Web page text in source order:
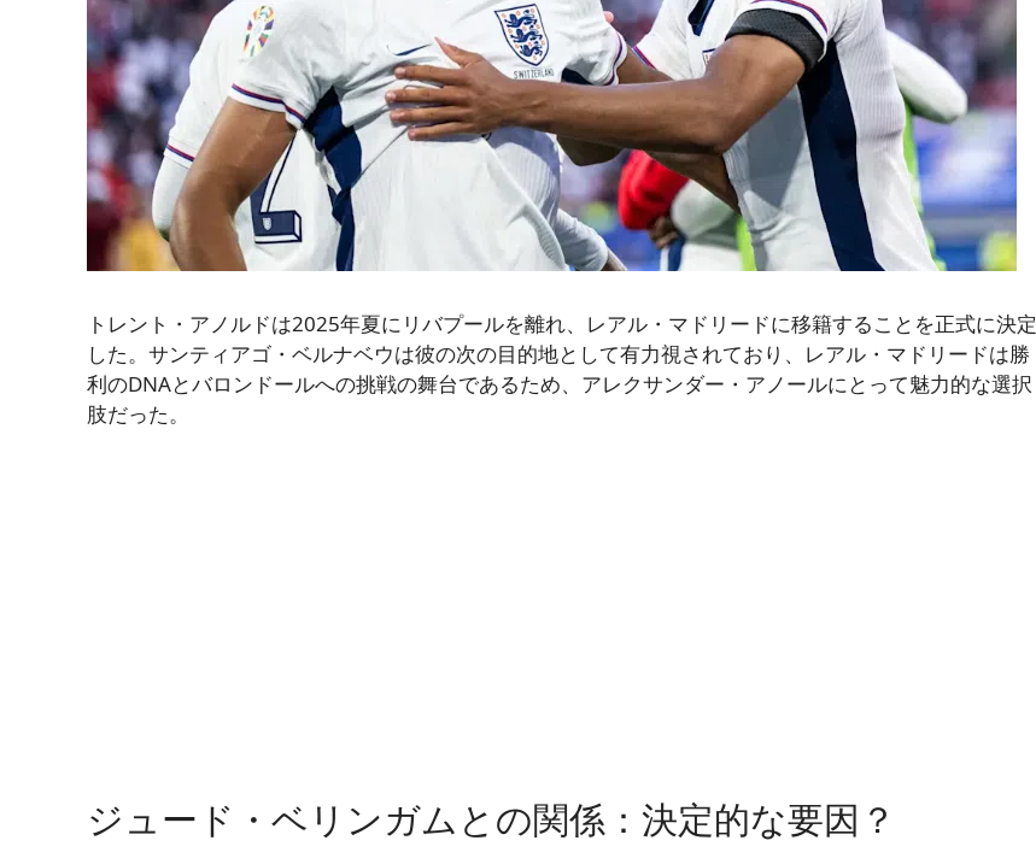
トレント・アノルドは2025年夏にリバプールを離れ、レアル・マドリードに移籍することを正式に決定
した。サンティアゴ・ベルナベウは彼の次の目的地として有力視されており、レアル・マドリードは勝
利のDNAとバロンドールへの挑戦の舞台であるため、アレクサンダー・アノールにとって魅力的な選択
肢だった。
ジュード・ベリンガムとの関係：決定的な要因？